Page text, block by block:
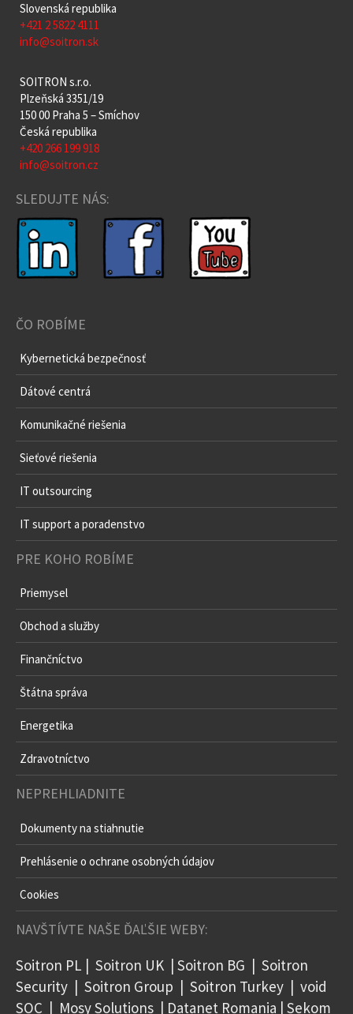
Slovenská republika
+421 2 5822 4111
info@soitron.sk
SOITRON s.r.o.
Plzeňská 3351/19
150 00 Praha 5 – Smíchov
Česká republika
+420 266 199 918
info@soitron.cz
SLEDUJTE NÁS:
ČO ROBÍME
Kybernetická bezpečnosť
Dátové centrá
Komunikačné riešenia
Sieťové riešenia
IT outsourcing
IT support a poradenstvo
PRE KOHO ROBÍME
Priemysel
Obchod a služby
Finančníctvo
Štátna správa
Energetika
Zdravotníctvo
NEPREHLIADNITE
Dokumenty na stiahnutie
Prehlásenie o ochrane osobných údajov
Cookies
NAVŠTÍVTE NAŠE ĎAĽŠIE WEBY:
Soitron PL | Soitron UK | Soitron BG | Soitron
Security | Soitron Group | Soitron Turkey | void
SOC | Mosy Solutions | Datanet Romania | Sekom